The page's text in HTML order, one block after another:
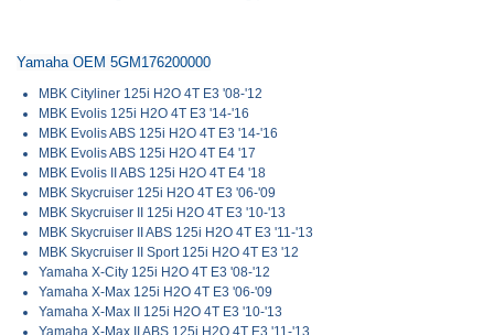
Yamaha OEM 5GM176200000
MBK Cityliner 125i H2O 4T E3 '08-'12
MBK Evolis 125i H2O 4T E3 '14-'16
MBK Evolis ABS 125i H2O 4T E3 '14-'16
MBK Evolis ABS 125i H2O 4T E4 '17
MBK Evolis II ABS 125i H2O 4T E4 '18
MBK Skycruiser 125i H2O 4T E3 '06-'09
MBK Skycruiser II 125i H2O 4T E3 '10-'13
MBK Skycruiser II ABS 125i H2O 4T E3 '11-'13
MBK Skycruiser II Sport 125i H2O 4T E3 '12
Yamaha X-City 125i H2O 4T E3 '08-'12
Yamaha X-Max 125i H2O 4T E3 '06-'09
Yamaha X-Max II 125i H2O 4T E3 '10-'13
Yamaha X-Max II ABS 125i H2O 4T E3 '11-'13